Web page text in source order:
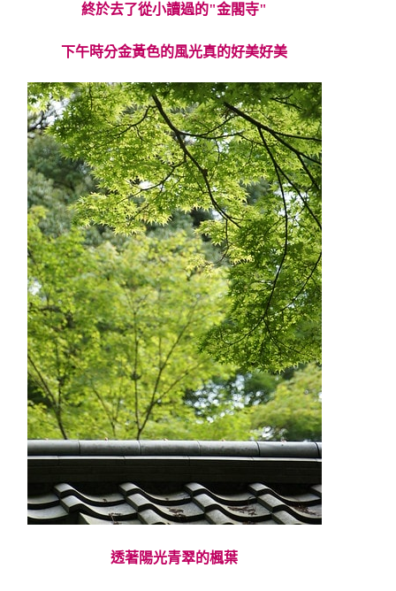
終於去了從小讀過的"金閣寺"
下午時分金黃色的風光真的好美好美
透著陽光青翠的楓葉